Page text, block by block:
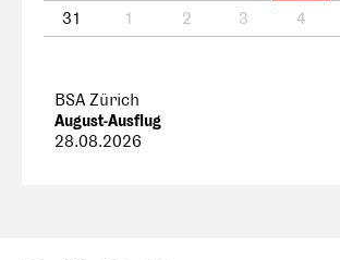
31
1 2 3 4
BSA Zürich
August-Ausflug
28.08.2026